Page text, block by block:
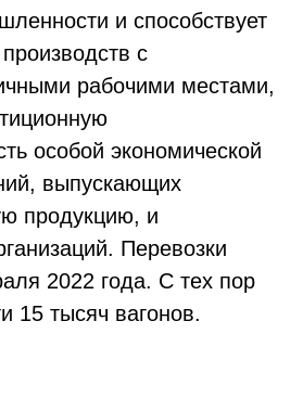
и способствует
с
рабочими местами,
особой экономической
выпускающих
продукцию, и
Перевозки
2022 года. С тех пор
15 тысяч вагонов.